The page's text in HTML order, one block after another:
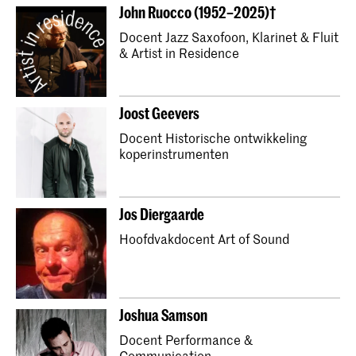
Bachelor Oude Muziek Cello
Master Oude Muziek Cello
Bachelor Oude Muziek Violone
Master Oude Muziek Violone
Bachelor Oude Muziek Traverso
Master Oude Muziek Traverso
Bachelor Oude Muziek Hobo
Master Oude Muziek Hobo
Bachelor Oude Muziek Fagot
Master Oude Muziek Fagot
Bachelor Compositie
Master Oude Muziek Harp
Master Oude Muziek Baroktrombone
Bachelor Oude Muziek Harp
Bachelor Oude Muziek Baroktrombone
John Ruocco (1952–2025)†
Docent Jazz Saxofoon, Klarinet & Fluit
& Artist in Residence
Joost Geevers
Docent Historische ontwikkeling
koperinstrumenten
Jos Diergaarde
Hoofdvakdocent Art of Sound
Joshua Samson
Docent Performance &